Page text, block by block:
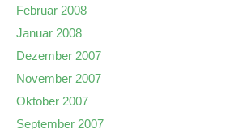
Februar 2008
Januar 2008
Dezember 2007
November 2007
Oktober 2007
September 2007